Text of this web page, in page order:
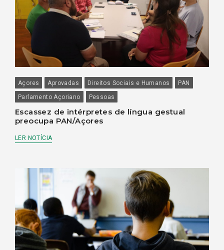
Açores Aprovadas Direitos Sociais e Humanos
PAN
Parlamento Açoriano
Pessoas
Escassez de intérpretes de língua gestual
preocupa PAN/Açores
LER NOTÍCIA